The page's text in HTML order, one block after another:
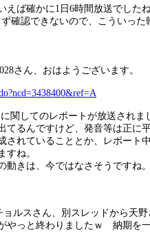
えば確かに1日6時間放送でした
確認できないので、こういっ
さん、おはようございます。
関してのレポートが放送されま
てるんですけど、発音等は正に
されていることとか、レポート
すね。
動きは、今ではなさそうですね
ョルスさん、別スレッドから天
やっと終わりましたｗ 納期を